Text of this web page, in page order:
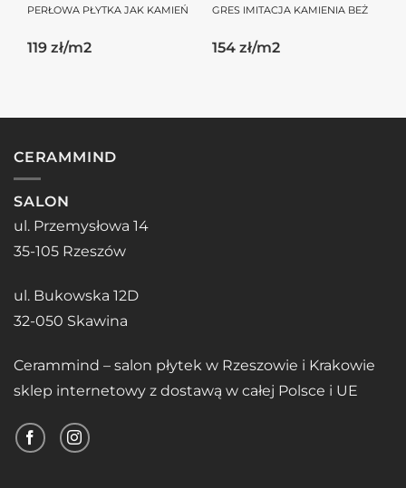
PERŁOWA PŁYTKA JAK KAMIEŃ
119 zł/m2
GRES IMITACJA KAMIENIA BEŻ
154 zł/m2
CERAMMIND
SALON
ul. Przemysłowa 14
35-105 Rzeszów
ul. Bukowska 12D
32-050 Skawina
Cerammind – salon płytek w Rzeszowie i Krakowie
sklep internetowy z dostawą w całej Polsce i UE